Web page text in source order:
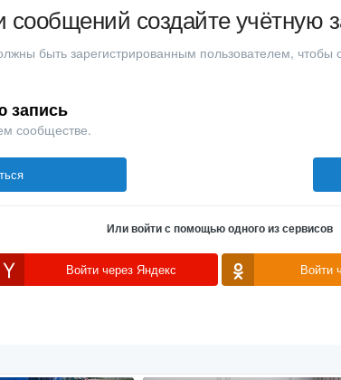
создайте учётную
быть зарегистрированным пользователем, чтобы
запись
сообществе.
Или войти с помощью одного из сервисов
Войти через Яндекс Войти